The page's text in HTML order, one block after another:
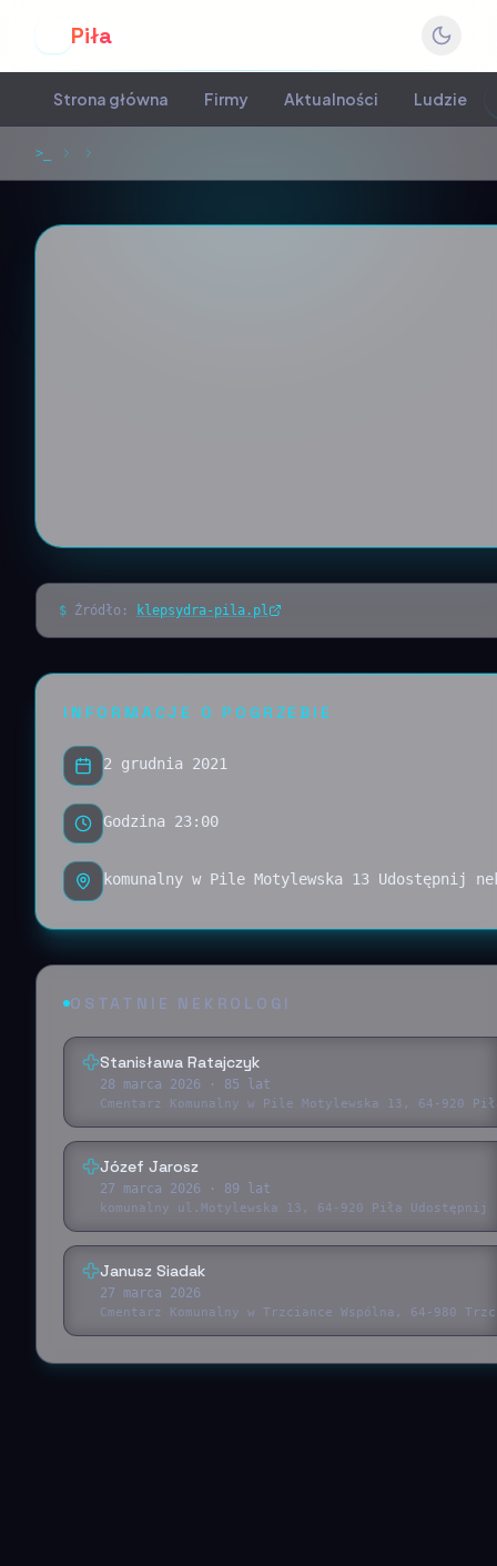
Piła
Strona główna Firmy Aktualności Ludzie
>_
$ Źródło: klepsydra-pila.pl
INFORMACJE O POGRZEBIE
2 grudnia 2021
Godzina 23:00
komunalny w Pile Motylewska 13 Udostępnij
OSTATNIE NEKROLOGI
Stanisława Ratajczyk
28 marca 2026 · 85 lat
Cmentarz Komunalny w Pile Motylewska 13, 64-920
Józef Jarosz
27 marca 2026 · 89 lat
komunalny ul.Motylewska 13, 64-920 Piła
Janusz Siadak
27 marca 2026
Cmentarz Komunalny w Trzciance Wspólna, 64-980